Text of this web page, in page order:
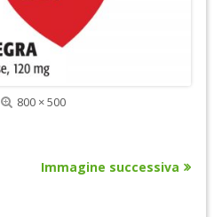
Dimensione
800 × 500
Immagine successiva